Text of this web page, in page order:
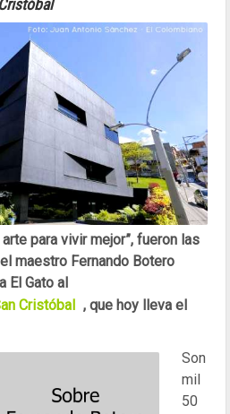
para vivir mejor”, fueron las
maestro Fernando Botero
El Gato al
Cristóbal , que hoy lleva el
Son
mil
50